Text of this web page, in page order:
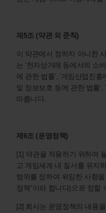
제5조 (약관 외 준칙)
이 약관에서 정하지 아니한
는 ‘전자상거래 등에서의 소
에 관한 법률’, ’게임산업진흥
및 정보보호 등에 관한 법률’,
따릅니다.
제6조 (운영정책)
[1] 약관을 적용하기 위하여
고 게임세계 내 질서를 유지
범위를 정하여 위임한 사항
정책”이라 합니다)으로 정할
[2] 회사는 운영정책의 내용